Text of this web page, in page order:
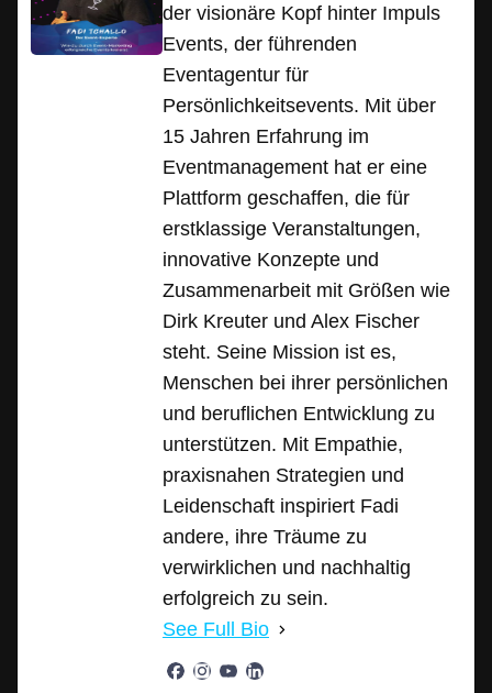
der visionäre Kopf hinter Impuls
Events, der führenden
Eventagentur für
Persönlichkeitsevents. Mit über
15 Jahren Erfahrung im
Eventmanagement hat er eine
Plattform geschaffen, die für
erstklassige Veranstaltungen,
innovative Konzepte und
Zusammenarbeit mit Größen wie
Dirk Kreuter und Alex Fischer
steht. Seine Mission ist es,
Menschen bei ihrer persönlichen
und beruflichen Entwicklung zu
unterstützen. Mit Empathie,
praxisnahen Strategien und
Leidenschaft inspiriert Fadi
andere, ihre Träume zu
verwirklichen und nachhaltig
erfolgreich zu sein.
See Full Bio